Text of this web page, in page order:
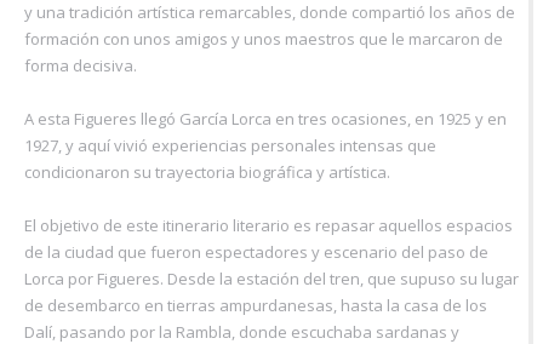
y una tradición artística remarcables, donde compartió los años de
formación con unos amigos y unos maestros que le marcaron de
forma decisiva.
A esta Figueres llegó García Lorca en tres ocasiones, en 1925 y en
1927, y aquí vivió experiencias personales intensas que
condicionaron su trayectoria biográfica y artística.
El objetivo de este itinerario literario es repasar aquellos espacios
de la ciudad que fueron espectadores y escenario del paso de
Lorca por Figueres. Desde la estación del tren, que supuso su lugar
de desembarco en tierras ampurdanesas, hasta la casa de los
Dalí, pasando por la Rambla, donde escuchaba sardanas y